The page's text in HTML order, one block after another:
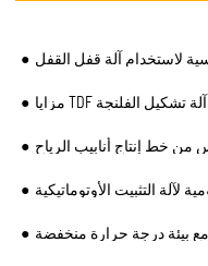
لاستخدام آلة قفل القفل
مزايا TDF آلة تشكيل الفلنجة
من خط إنتاج أنابيب الرياح
لآلة التثبيت الأوتوماتيكية
بيئة درجة حرارة منخفضة